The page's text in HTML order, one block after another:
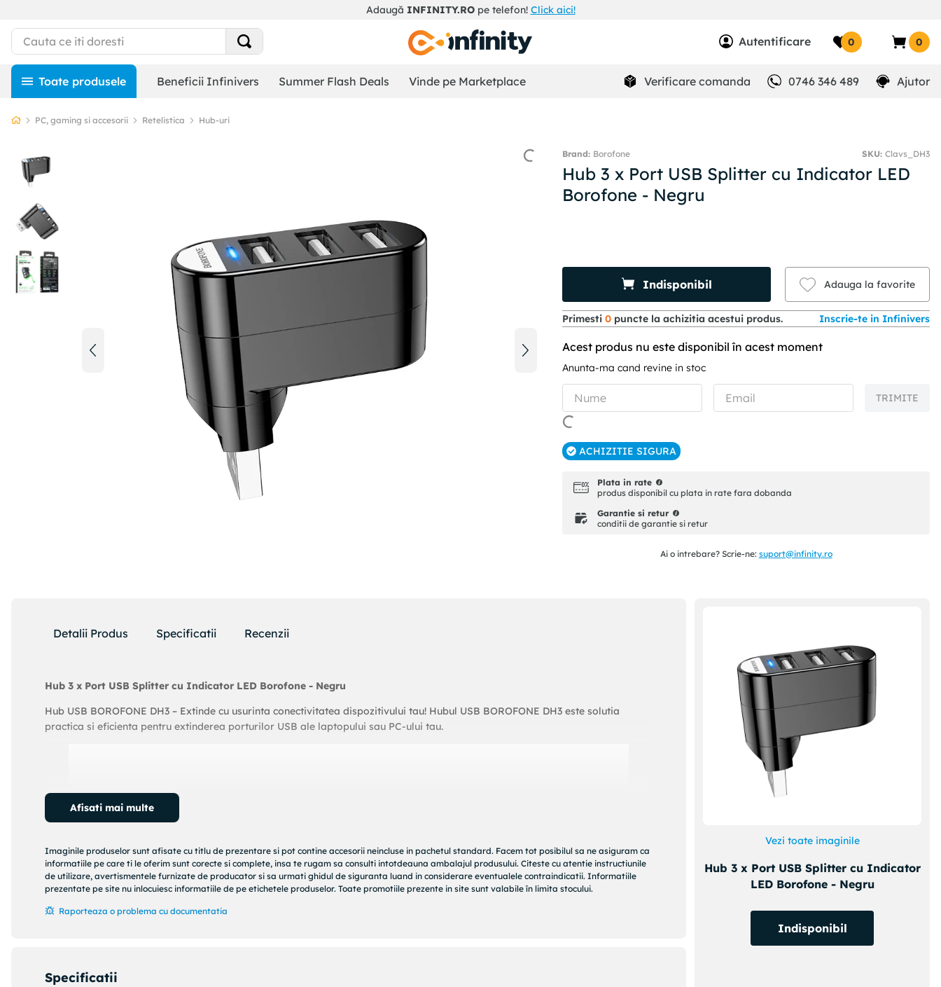
Adaugă INFINITY.ROpe telefon! Click aici!
Autentificare 0 0
Beneficii Infinivers Summer Flash Deals Vinde pe Marketplace Verificare comanda 0746 346 489 Ajutor
PC, gaming si accesorii Retelistica Hub-uri
Borofone SKU: Clavs_DH3
Hub 3 x Port USB Splitter cu Indicator LED
Borofone - Negru
Indisponibil Adauga la favorite
Primesti0 puncte la achizitia acestui produs. Inscrie-te in Infinivers
Acest produs nu este disponibil în acest moment
Anunta-ma cand revine in stoc
TRIMITE
ACHIZITIE SIGURA
Plata in rate
produs disponibil cu plata in rate fara dobanda
Garantie si retur
conditii de garantie si retur
Ai o intrebare? Scrie-ne: suport@infinity.ro
Detalii Produs Specificatii Recenzii
Hub 3 x Port USB Splitter cu Indicator LED Borofone - Negru
Hub USB BOROFONE DH3 – Extinde cu usurinta conectivitatea dispozitivului tau! Hubul USB BOROFONE DH3 este solutia
practica si eficienta pentru extinderea porturilor USB ale laptopului sau PC-ului tau.
Afisati mai multe
Imaginile produselor sunt afisate cu titlu de prezentare si pot contine accesorii neincluse in pachetul standard. Facem tot posibilul sa ne asiguram ca
informatiile pe care ti le oferim sunt corecte si complete, insa te rugam sa consulti intotdeauna ambalajul produsului. Citeste cu atentie instructiunile
de utilizare, avertismentele furnizate de producator si sa urmati ghidul de siguranta luand in considerare eventualele contraindicatii. Informatiile
prezentate pe site nu inlocuiesc informatiile de pe etichetele produselor. Toate promotiile prezente in site sunt valabile în limita stocului.
Raporteaza o problema cu documentatia
Specificatii
Vezi toate imaginile
Hub 3 x Port USB Splitter cu Indicator
LED Borofone - Negru
Indisponibil